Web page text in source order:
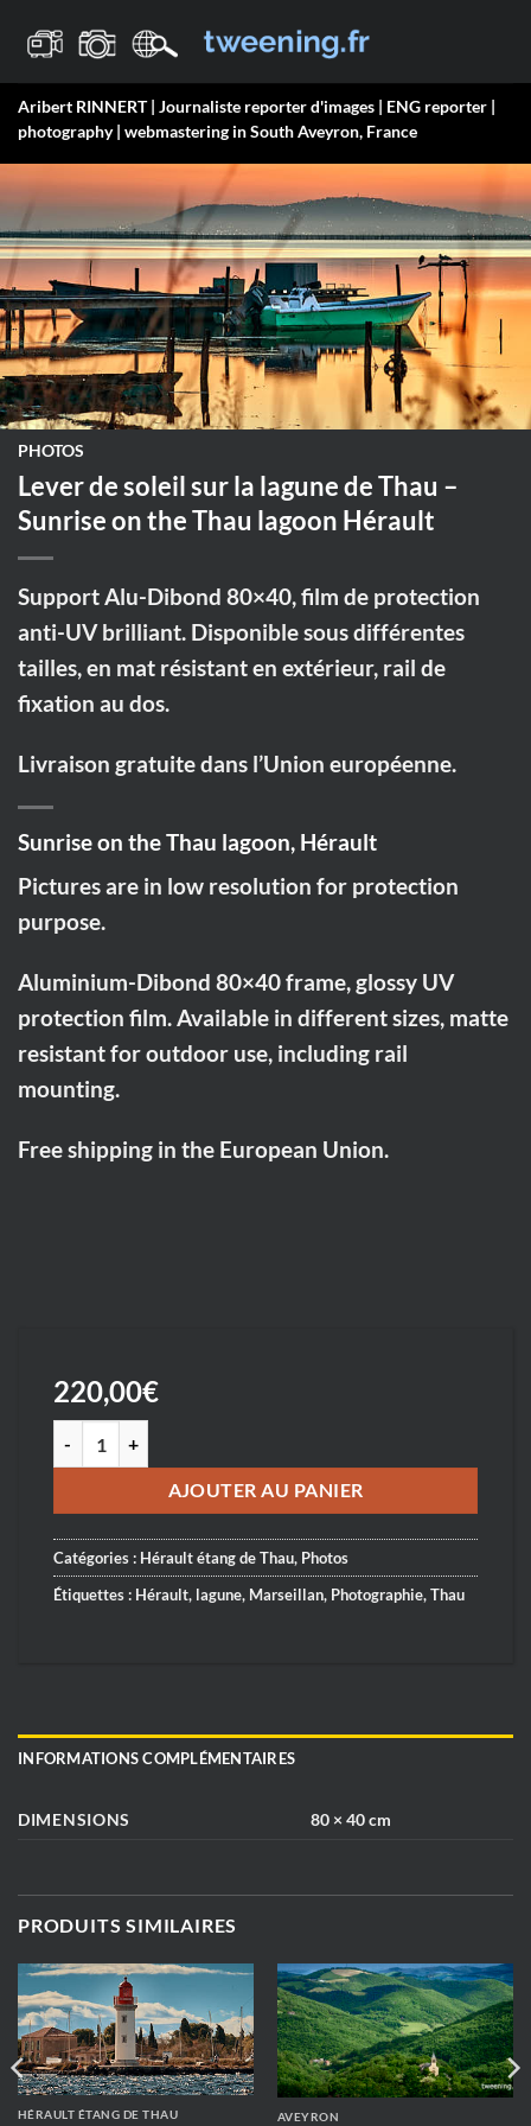
Aribert RINNERT | Journaliste reporter d'images | ENG reporter |
photography | webmastering in South Aveyron, France
PHOTOS
Lever de soleil sur la lagune de Thau –
Sunrise on the Thau lagoon Hérault
Support Alu-Dibond 80×40, film de protection
anti-UV brilliant. Disponible sous différentes
tailles, en mat résistant en extérieur, rail de
fixation au dos.
Livraison gratuite dans l’Union européenne.
Sunrise on the Thau lagoon, Hérault
Pictures are in low resolution for protection
purpose.
Aluminium-Dibond 80×40 frame, glossy UV
protection film. Available in different sizes, matte
resistant for outdoor use, including rail
mounting.
Free shipping in the European Union.
220,00€
AJOUTER AU PANIER
Catégories : Hérault étang de Thau, Photos
Étiquettes : Hérault, lagune, Marseillan, Photographie,Thau
INFORMATIONS COMPLÉMENTAIRES
DIMENSIONS 80 × 40 cm
PRODUITS SIMILAIRES
HÉRAULT ÉTANG DE THAU AVEYRON